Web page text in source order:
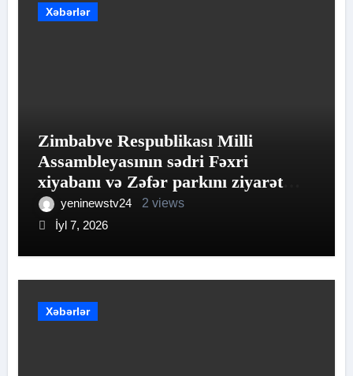
Xəbərlər
Zimbabve Respublikası Milli
Assambleyasının sədri Fəxri
xiyabanı və Zəfər parkını ziyarət
edibyeninewstv24
2 views
İyl 7, 2026
Xəbərlər